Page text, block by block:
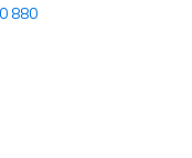
880